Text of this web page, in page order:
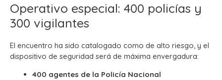
Operativo especial: 400 policías y
300 vigilantes
El encuentro ha sido catalogado como de alto riesgo, y el
dispositivo de seguridad será de máxima envergadura:
400 agentes de la Policía Nacional